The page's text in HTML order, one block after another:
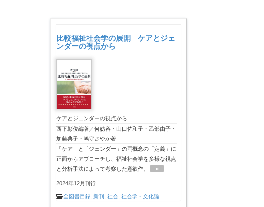
比較福祉社会学の展開 ケアとジェ
ンダーの視点から
ケアとジェンダーの視点から
西下彰俊編著／何妨容・山口佐和子・乙部由子・
加藤典子・嶋守さやか著
「ケア」と「ジェンダー」の両概念の「定義」に
正面からアプローチし、福祉社会学を多様な視点
と分析手法によって考察した意欲作。
»
2024年12月刊行
全図書目録 新刊 社会 社会学・文化論